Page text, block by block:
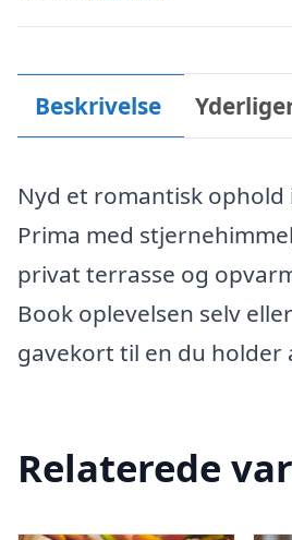
Beskrivelse
Nyd et romantisk ophold
Prima med
privat terrasse og
Book oplevelsen selv
gavekort til en du holder
Relaterede